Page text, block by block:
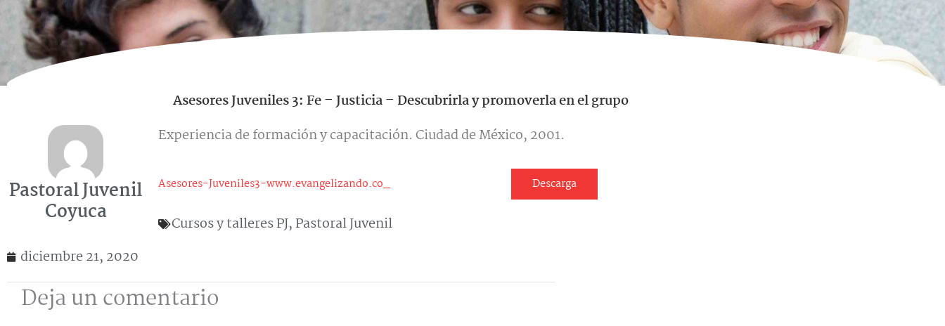
Asesores Juveniles 3: Fe – Justicia – Descubrirla y promoverla en el grupo
Pastoral Juvenil
Coyuca
diciembre 21, 2020
Experiencia de formación y capacitación. Ciudad de México, 2001.
Asesores-Juveniles3-www.evangelizando.co_ Descarga
Cursos y talleres PJ,Pastoral Juvenil
Deja un comentario